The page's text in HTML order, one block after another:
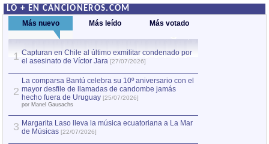
LO + EN CANCIONEROS.COM
Más nuevo Más leído Más votado
1 Capturan en Chile al último exmilitar condenado por
el asesinato de Víctor Jara [27/07/2026]
2
La comparsa Bantú celebra su 10º aniversario con el
mayor desfile de llamadas de candombe jamás
hecho fuera de Uruguay [25/07/2026]
por Manel Gausachs
3 Margarita Laso lleva la música ecuatoriana a La Mar
de Músicas [22/07/2026]